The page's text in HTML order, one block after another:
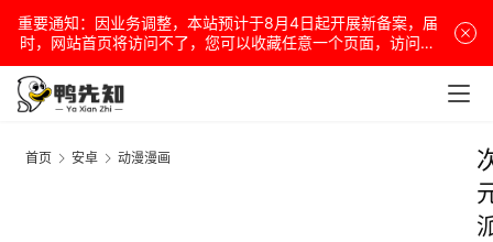
重要通知：因业务调整，本站预计于8月4日起开展新备案，届
时，网站首页将访问不了，您可以收藏任意一个页面，访问网
站！
首页 安卓 动漫漫画